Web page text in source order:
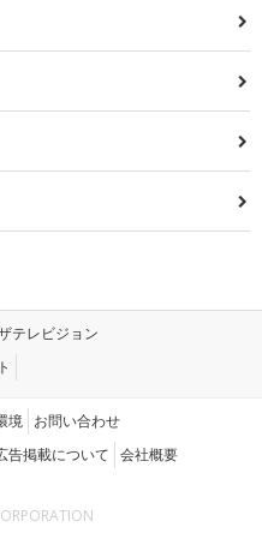
テレビジョン
境 お問い合わせ
告掲載について 会社概要